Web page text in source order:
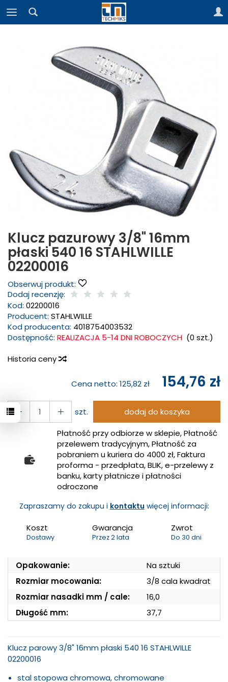
Klucz pazurowy 3/8" 16mm
płaski 540 16 STAHLWILLE
02200016
Obserwuj produkt:
Dodaj recenzję:
Kod: 02200016
Producent: STAHLWILLE
Kod producenta: 4018754003532
Dostępność: REALIZACJA 5-14 DNI ROBOCZYCH (0 szt.)
Historia ceny
Cena netto: 125,82 zł 154,76 zł
szt.
dodaj do koszyka
Płatność przy odbiorze w sklepie, Płatność
przelewem tradycyjnym, Płatność za
pobraniem u kuriera do 4000 zł, Faktura
proforma - przedpłata, BLIK, e-przelewy z
banku, karty płatnicze i płatności
odroczone
Zapraszamy do zakupu i kontaktu więcej informacji:
Koszt
Dostawy
Gwarancja
Przez 2 lata
Zwrot
Do 30 dni
Opakowanie:
Na sztuki
Rozmiar mocowania:
3/8 cala kwadrat
Rozmiar nasadki mm / cale:
16,0
Długość mm:
37,7
Klucz parowy 3/8" 16mm płaski 540 16 STAHLWILLE
02200016
stal stopowa chromowa, chromowane